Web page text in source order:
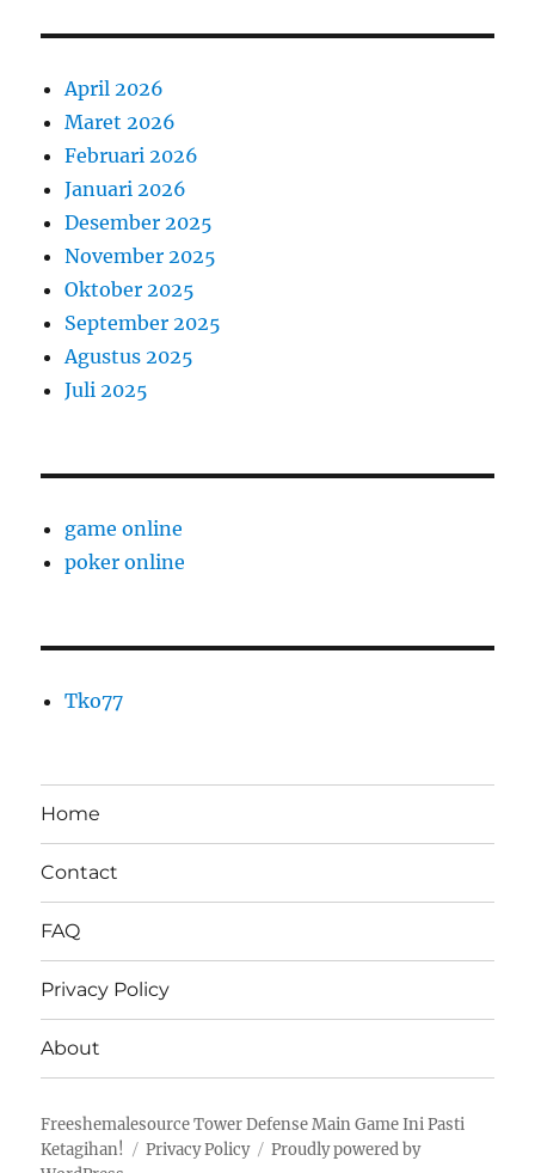
April 2026
Maret 2026
Februari 2026
Januari 2026
Desember 2025
November 2025
Oktober 2025
September 2025
Agustus 2025
Juli 2025
game online
poker online
Tko77
Home
Contact
FAQ
Privacy Policy
About
Freeshemalesource Tower Defense Main Game Ini Pasti
Ketagihan!
Privacy Policy
Proudly powered by